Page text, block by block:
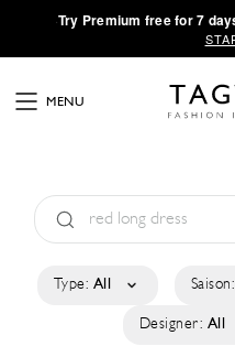
·Try Premium free for 7
MENU
Type: All Saison:
Designer: All